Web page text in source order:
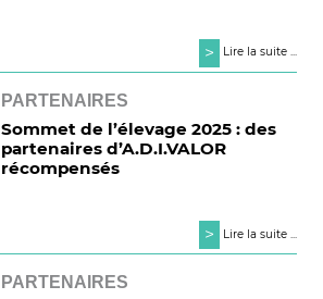
> Lire la suite ...
PARTENAIRES
Sommet de l’élevage 2025 : des
partenaires d’A.D.I.VALOR
récompensés
> Lire la suite ...
PARTENAIRES